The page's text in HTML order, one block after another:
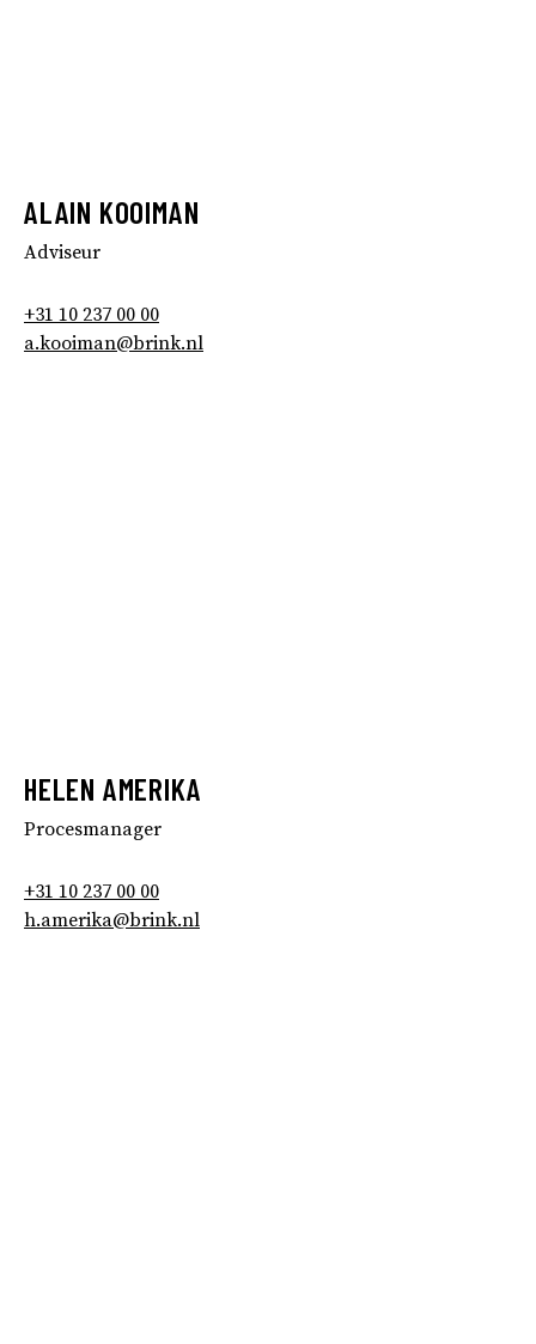
ALAIN KOOIMAN
Adviseur
+31 10 237 00 00
a.kooiman@brink.nl
HELEN AMERIKA
Procesmanager
+31 10 237 00 00
h.amerika@brink.nl